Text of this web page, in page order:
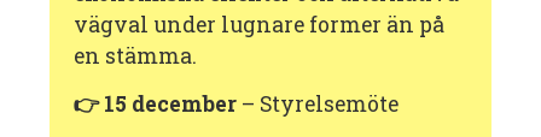
vägval under lugnare former än på
en stämma.
👉 15 december – Styrelsemöte